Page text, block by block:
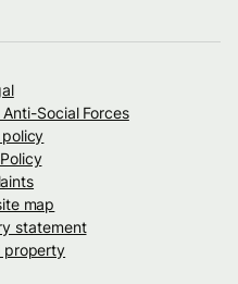
Social Forces
map
statement
property